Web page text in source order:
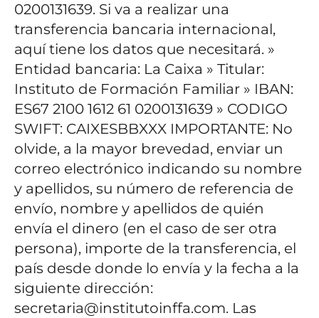
0200131639. Si va a realizar una
transferencia bancaria internacional,
aquí tiene los datos que necesitará. »
Entidad bancaria: La Caixa » Titular:
Instituto de Formación Familiar » IBAN:
ES67 2100 1612 61 0200131639 » CODIGO
SWIFT: CAIXESBBXXX IMPORTANTE: No
olvide, a la mayor brevedad, enviar un
correo electrónico indicando su nombre
y apellidos, su número de referencia de
envío, nombre y apellidos de quién
envía el dinero (en el caso de ser otra
persona), importe de la transferencia, el
país desde donde lo envía y la fecha a la
siguiente dirección:
secretaria@institutoinffa.com. Las